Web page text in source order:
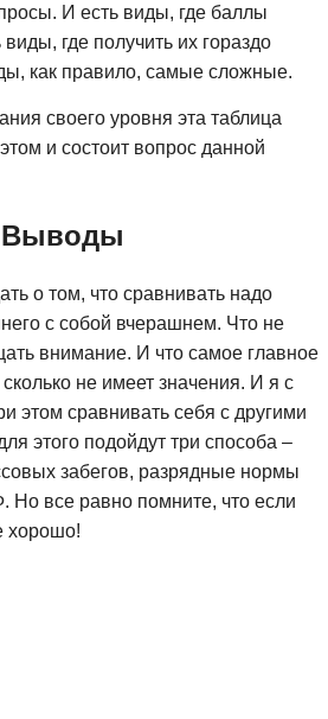
И есть виды, где баллы
виды, где получить их гораздо
как правило, самые сложные.
своего уровня эта таблица
и состоит вопрос данной
Выводы
о том, что сравнивать надо
с собой вчерашнем. Что не
внимание. И что самое главное
не имеет значения. И я с
этом сравнивать себя с другими
этого подойдут три способа –
забегов, разрядные нормы
все равно помните, что если
хорошо!